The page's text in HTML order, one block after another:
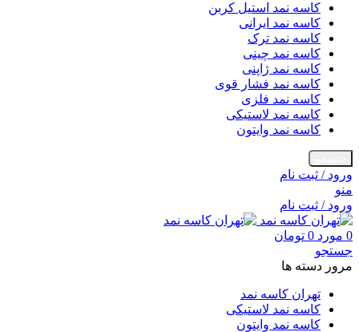
کاسه نمد استیل کربن
کاسه نمد ایرانی
کاسه نمد ترک
کاسه نمد چینی
کاسه نمد ژاپنی
کاسه نمد فشار قوی
کاسه نمد فلزی
کاسه نمد لاستیکی
کاسه نمد وایتون
ورود / ثبت نام
منو
ورود / ثبت نام
0 مورد 0 تومان
جستجو
مرور دسته ها
تهران کاسه نمد
کاسه نمد لاستیکی
کاسه نمد وایتون